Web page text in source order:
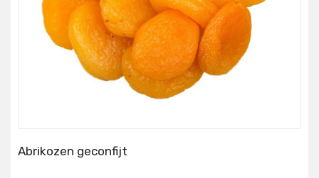
Abrikozen geconfijt